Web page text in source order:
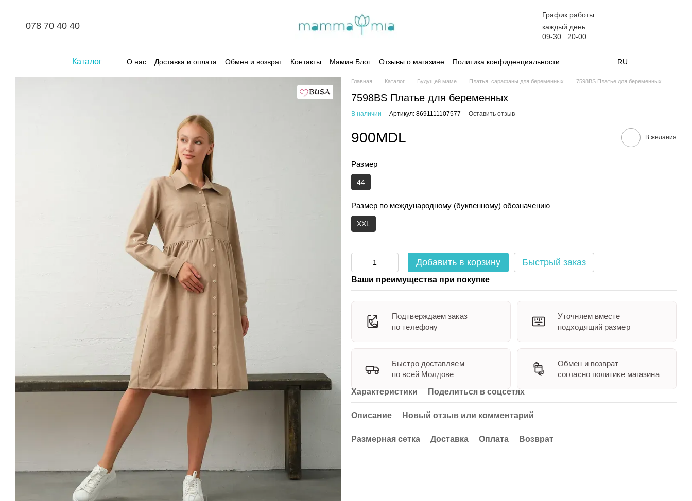
078 70 40 40
График работы:
каждый день
09-30...20-00
Каталог О нас Доставка и оплата Обмен и возврат Контакты Мамин Блог Отзывы о магазине Политика конфиденциальности RU
Главная Каталог Будущей маме Платья, сарафаны для беременных 7598BS Платье для беременных
7598BS Платье для беременных
В наличии Артикул: 8691111107577 Оставить отзыв
900MDL В желания
Размер
44
Размер по международному (буквенному) обозначению
XXL
Добавить в корзину Быстрый заказ
Ваши преимущества при покупке
Подтверждаем заказ
по телефону
Уточняем вместе
подходящий размер
Быстро доставляем
по всей Молдове
Обмен и возврат
согласно политике магазина
Характеристики
Поделиться в соцсетях
Описание Новый отзыв или комментарий
Размерная сетка Доставка Оплата Возврат